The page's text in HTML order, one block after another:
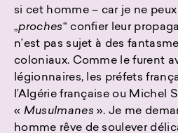
si cet homme – car je ne
„proches“ confier leur
n’est pas sujet à des
coloniaux. Comme le furent
légionnaires, les préfets
l’Algérie française ou Michel
« Musulmanes». Je me
homme rêve de soulever